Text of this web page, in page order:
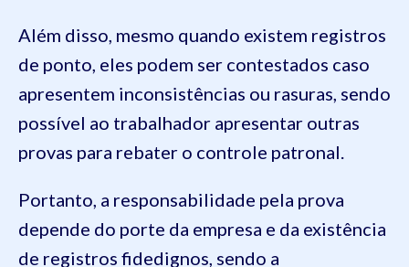
Além disso, mesmo quando existem registros
de ponto, eles podem ser contestados caso
apresentem inconsistências ou rasuras, sendo
possível ao trabalhador apresentar outras
provas para rebater o controle patronal.
Portanto, a responsabilidade pela prova
depende do porte da empresa e da existência
de registros fidedignos, sendo a